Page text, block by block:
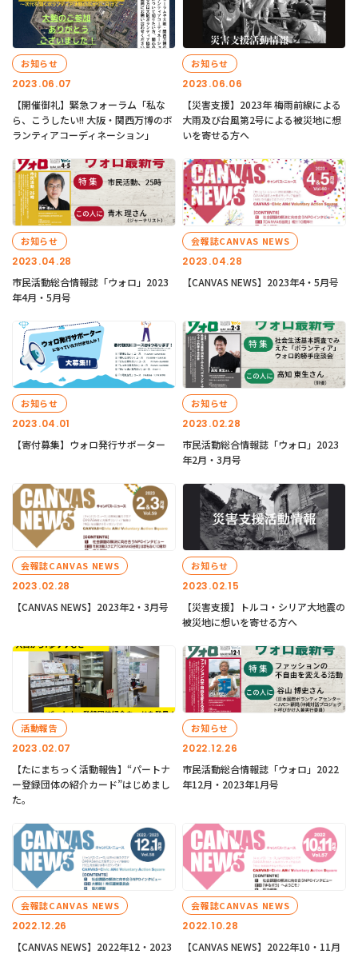
2023.06.07
お知らせ
【開催御礼】緊急フォーラム「私な
ら、こうしたい!! 大阪・関西万博のボ
ランティアコーディネーション」
2023.06.06
お知らせ
【災害支援】2023年 梅雨前線による
大雨及び台風第2号による被災地に想
いを寄せる方へ
2023.04.28
お知らせ
市民活動総合情報誌「ウォロ」2023
年4月・5月号
2023.04.28
会報誌CANVAS NEWS
【CANVAS NEWS】2023年4・5月号
2023.04.01
お知らせ
【寄付募集】ウォロ発行サポーター
2023.02.28
お知らせ
市民活動総合情報誌「ウォロ」2023
年2月・3月号
2023.02.28
会報誌CANVAS NEWS
【CANVAS NEWS】2023年2・3月号
2023.02.15
お知らせ
【災害支援】トルコ・シリア大地震の
被災地に想いを寄せる方へ
2023.02.07
活動報告
【たにまちっく活動報告】“パートナ
ー登録団体の紹介カード”はじめまし
た。
2022.12.26
お知らせ
市民活動総合情報誌「ウォロ」2022
年12月・2023年1月号
2022.12.26
会報誌CANVAS NEWS
【CANVAS NEWS】2022年12・2023
2022.10.28
会報誌CANVAS NEWS
【CANVAS NEWS】2022年10・11月